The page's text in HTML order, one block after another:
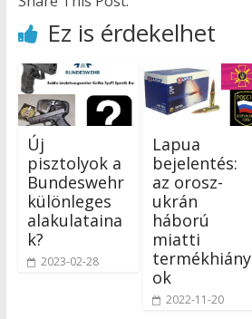
Ez is érdekelhet
Új
pisztolyok a
Bundeswehr
különleges
alakulataina
k?
2023-02-28
Lapua
bejelentés:
az orosz-
ukrán
háború
miatti
termékhiány
ok
2022-11-20